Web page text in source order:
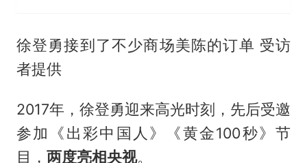
徐登勇接到了不少商场美陈的订单 受访
者提供
2017年，徐登勇迎来高光时刻，先后受邀
参加《出彩中国人》《黄金100秒》节
目， 两度亮相央视。